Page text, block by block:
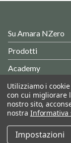
Su Amara NZero
Prodotti
Academy
Hai Delle
Informazioni
© 2026 AMARA NET
Utilizziamo i
con cui migliorare
nostro sito,
nostra Informativa
Impostazioni